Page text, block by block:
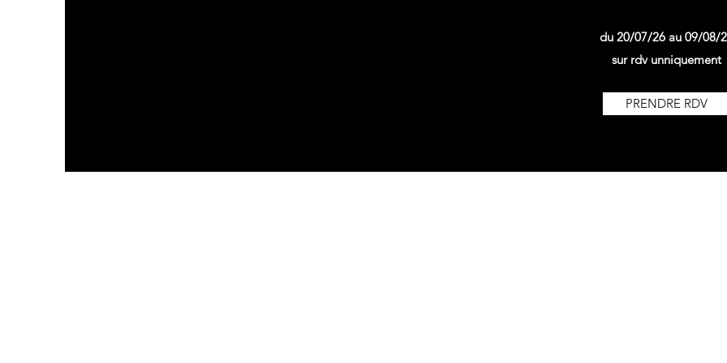
du 20/07/26 au 09/08/
sur rdv unniquement
PRENDRE RDV